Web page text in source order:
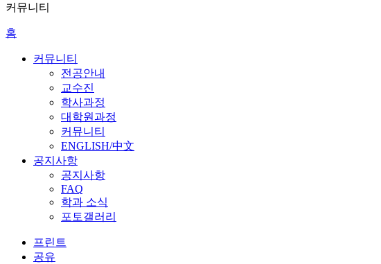
커뮤니티
홈
커뮤니티
전공안내
교수진
학사과정
대학원과정
커뮤니티
ENGLISH/中文
공지사항
공지사항
FAQ
학과 소식
포토갤러리
프린트
공유